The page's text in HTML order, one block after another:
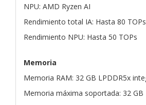
NPU: AMD Ryzen AI
Rendimiento total IA: Hasta 80 TOPs
Rendimiento NPU: Hasta 50 TOPs
Memoria
Memoria RAM: 32 GB LPDDR5x
Memoria máxima soportada: 32 GB